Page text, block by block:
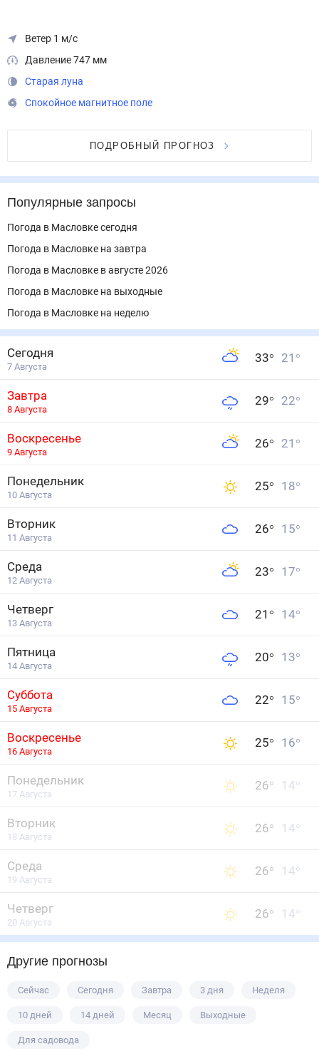
Ветер 1 м/с
Давление 747 мм
Старая луна
Спокойное магнитное поле
ПОДРОБНЫЙ ПРОГНОЗ
Популярные запросы
Погода в Масловке сегодня
Погода в Масловке на завтра
Погода в Масловке в августе 2026
Погода в Масловке на выходные
Погода в Масловке на неделю
Сегодня
7 Августа
33° 21 °
Завтра
8 Августа
29° 22°
Воскресенье
9 Августа
26° 21 °
Понедельник
10 Августа
25° 18°
Вторник
11 Августа
26° 15°
Среда
12 Августа
23° 17°
Четверг
13 Августа
21 ° 14°
Пятница
14 Августа
20° 13°
Суббота
15 Августа
22° 15°
Воскресенье
16 Августа
25° 16°
Понедельник
17 Августа
26° 14°
Вторник
18 Августа
26° 14°
Среда
19 Августа
26° 14°
Четверг
20 Августа
26° 14°
Другие прогнозы
Сейчас Сегодня Завтра 3 дня Неделя
10 дней 14 дней Месяц Выходные
Для садовода